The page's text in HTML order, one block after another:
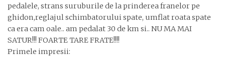
pedalele, strans suruburile de la prinderea franelor pe
ghidon,reglajul schimbatorului spate, umflat roata spate
ca era cam oale.. am pedalat 30 de km si.. NU MA MAI
SATUR!!! FOARTE TARE FRATE!!!!
Primele impresii: